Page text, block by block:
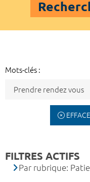
Mots-clés :
FILTRES ACTIFS
Par rubrique: